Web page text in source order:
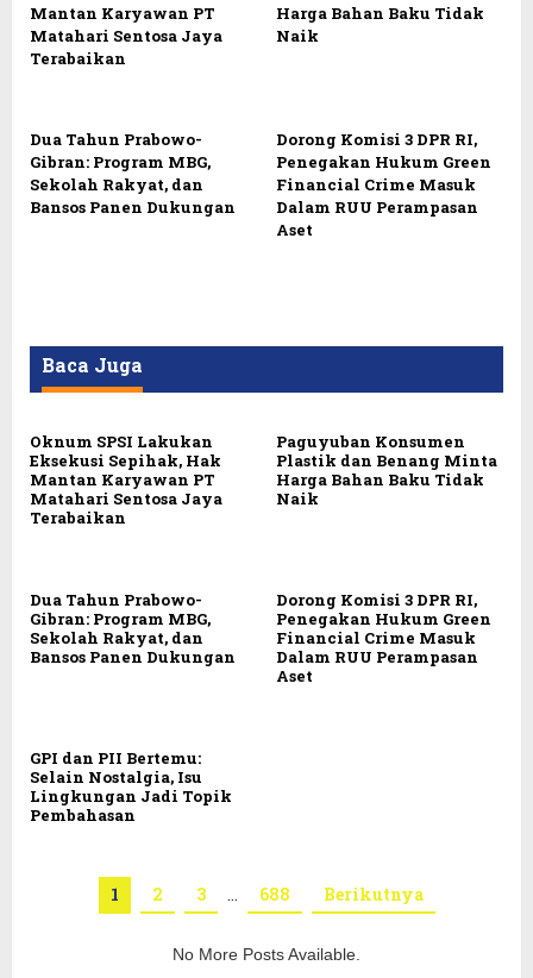
Mantan Karyawan PT
Matahari Sentosa Jaya
Terabaikan
Harga Bahan Baku Tidak
Naik
Dua Tahun Prabowo-
Gibran: Program MBG,
Sekolah Rakyat, dan
Bansos Panen Dukungan
Dorong Komisi 3 DPR RI,
Penegakan Hukum Green
Financial Crime Masuk
Dalam RUU Perampasan
Aset
Baca Juga
Oknum SPSI Lakukan
Eksekusi Sepihak, Hak
Mantan Karyawan PT
Matahari Sentosa Jaya
Terabaikan
Paguyuban Konsumen
Plastik dan Benang Minta
Harga Bahan Baku Tidak
Naik
Dua Tahun Prabowo-
Gibran: Program MBG,
Sekolah Rakyat, dan
Bansos Panen Dukungan
Dorong Komisi 3 DPR RI,
Penegakan Hukum Green
Financial Crime Masuk
Dalam RUU Perampasan
Aset
GPI dan PII Bertemu:
Selain Nostalgia, Isu
Lingkungan Jadi Topik
Pembahasan
1 2 3 … 688 Berikutnya
No More Posts Available.